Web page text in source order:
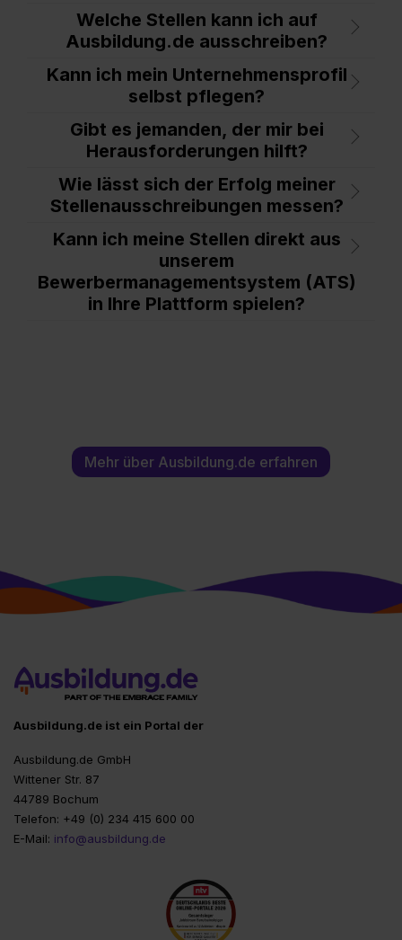
Welche Stellen kann ich auf
Ausbildung.de ausschreiben?
Kann ich mein Unternehmensprofil
selbst pflegen?
Gibt es jemanden, der mir bei
Herausforderungen hilft?
Wie lässt sich der Erfolg meiner
Stellenausschreibungen messen?
Kann ich meine Stellen direkt aus
unserem
Bewerbermanagementsystem (ATS)
in Ihre Plattform spielen?
Mehr über Ausbildung.de erfahren
Ausbildung.de ist ein Portal der
Ausbildung.de GmbH
Wittener Str. 87
44789 Bochum
Telefon: +49 (0) 234 415 600 00
E-Mail: info@ausbildung.de